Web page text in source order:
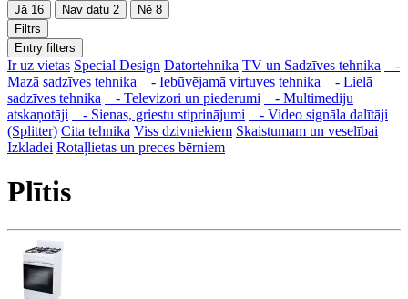
Jā 16 Nav datu 2 Nē 8
Filtrs
Entry filters
Ir uz vietas Special Design Datortehnika TV un Sadzīves tehnika
-
Mazā sadzīves tehnika
- Iebūvējamā virtuves tehnika
- Lielā
sadzīves tehnika
- Televizori un piederumi
- Multimediju
atskaņotāji
- Sienas, griestu stiprinājumi
- Video signāla dalītāji
(Splitter) Cita tehnika Viss dzivniekiem Skaistumam un veselībai
Izkladei Rotaļlietas un preces bērniem
Plītis